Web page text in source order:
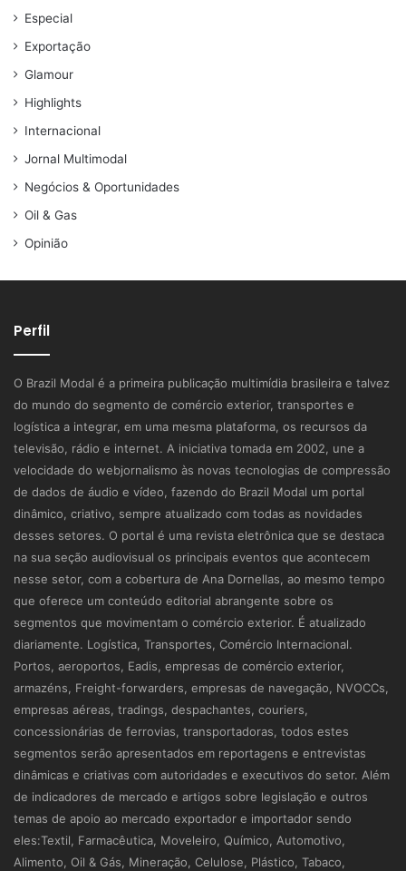
Especial
Exportação
Glamour
Highlights
Internacional
Jornal Multimodal
Negócios & Oportunidades
Oil & Gas
Opinião
Perfil
O Brazil Modal é a primeira publicação multimídia brasileira e talvez
do mundo do segmento de comércio exterior, transportes e
logística a integrar, em uma mesma plataforma, os recursos da
televisão, rádio e internet. A iniciativa tomada em 2002, une a
velocidade do webjornalismo às novas tecnologias de compressão
de dados de áudio e vídeo, fazendo do Brazil Modal um portal
dinâmico, criativo, sempre atualizado com todas as novidades
desses setores. O portal é uma revista eletrônica que se destaca
na sua seção audiovisual os principais eventos que acontecem
nesse setor, com a cobertura de Ana Dornellas, ao mesmo tempo
que oferece um conteúdo editorial abrangente sobre os
segmentos que movimentam o comércio exterior. É atualizado
diariamente. Logística, Transportes, Comércio Internacional.
Portos, aeroportos, Eadis, empresas de comércio exterior,
armazéns, Freight-forwarders, empresas de navegação, NVOCCs,
empresas aéreas, tradings, despachantes, couriers,
concessionárias de ferrovias, transportadoras, todos estes
segmentos serão apresentados em reportagens e entrevistas
dinâmicas e criativas com autoridades e executivos do setor. Além
de indicadores de mercado e artigos sobre legislação e outros
temas de apoio ao mercado exportador e importador sendo
eles:Textil, Farmacêutica, Moveleiro, Químico, Automotivo,
Alimento, Oil & Gás, Mineração, Celulose, Plástico, Tabaco,